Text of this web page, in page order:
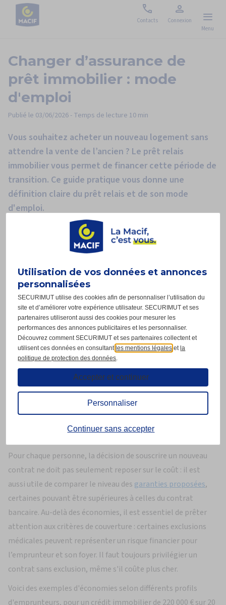
Nous
Contacts
Espace
personnel
Connexion
Menu
Changer d’assurance de
prêt immobilier : mode
d'emploi
Publié le 03/06/2026 - Temps de lecture 10 min
Vous souhaitez acheter un nouveau logement sans
attendre la vente de l’ancien ? Le prêt relais
immobilier vous permet de financer cette période de
transition. Ce guide pratique vous donne une
définition claire du prêt relais et de son mode
d'emploi.
*Pourquoi changer
d’assurance
emprunteur ?
À niveau de garanties égal, le principal argument en faveur
du changement est la réduction des coûts. L'assurance
emprunteur représente une part importante du coût total
du prêt, juste derrière les intérêts. Les « bancassureurs » ont
une marge élevée sur ce type de produit. La concurrence
« alternative » est plus attractive, avec la possibilité de
choisir une assurance plus avantageuse, proposant
généralement un meilleur tarif tout en offrant souvent une
meilleure couverture adaptée aux besoins des emprunteurs.
Sur la durée totale de votre crédit, changer d'assurance
Pour chaque personne, la décision de souscrire un nouveau
contrat ne doit pas seulement reposer sur le coût : il est
aussi utile de comparer le niveau des garanties proposées,
certaines pouvant être supérieures à celles du contrat
bancaire. Au-delà des économies, il est essentiel de prêter
attention aux critères de couverture : certaines exclusions
médicales peuvent représenter un risque financier pour
l’emprunteur et son foyer. Il faut toujours privilégier un
contrat sans exclusion, même s'il coûte plus cher.
Voici des exemples d'économies selon différents profils
d'emprunteurs, pour un crédit immobilier de 220 000 € sur 20
Paramétrage des cookies
Utilisation de vos données et annonces
personnalisées
SECURIMUT utilise des cookies afin de personnaliser l’utilisation du
site et d’améliorer votre expérience utilisateur. SECURIMUT et ses
partenaires utiliseront aussi des cookies pour mesurer les
performances des annonces publicitaires et les personnaliser.
Découvrez comment SECURIMUT et ses partenaires collectent et
utilisent ces données en consultantles mentions légales etla
politique de protection des données
Accepter et continuer
Personnaliser
Continuer sans accepter